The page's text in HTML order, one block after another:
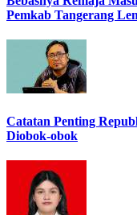
Pemkab Tangerang
Catatan Penting
Diobok-obok